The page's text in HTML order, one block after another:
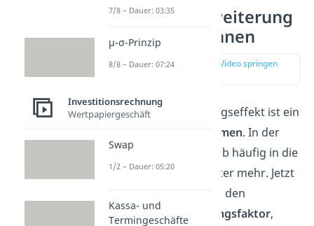
Kapazitätserweiterung
seffekt berechnen
zur Stelle im Video springen
Kapazitätserweiterungseffekt ist ein
theoretisches Phänomen. In der
Praxis gerät er deshalb häufig in die
Kritik. Dazu aber später mehr. Jetzt
zeigen wir dir erstmal den
Kapazitätserweiterungsfaktor,
7/8 – Dauer: 03:35
μ-σ-Prinzip
8/8 – Dauer: 07:24
Investitionsrechnung
Wertpapiergeschäft
Swap
1/2 – Dauer: 05:20
Kassa- und
Termingeschäfte